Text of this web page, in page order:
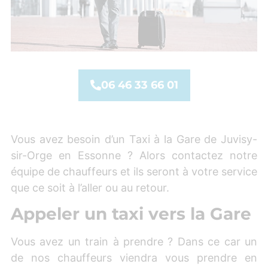
06 46 33 66 01
Vous avez besoin d’un Taxi à la Gare de Juvisy-
sir-Orge en Essonne ? Alors contactez notre
équipe de chauffeurs et ils seront à votre service
que ce soit à l’aller ou au retour.
Appeler un taxi vers la Gare
Vous avez un train à prendre ? Dans ce car un
de nos chauffeurs viendra vous prendre en